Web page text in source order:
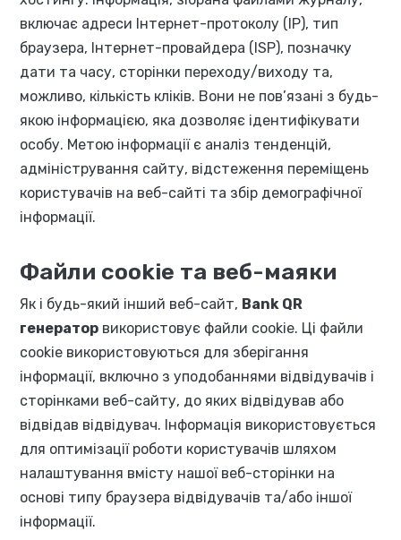
включає адреси Інтернет-протоколу (IP), тип
браузера, Інтернет-провайдера (ISP), позначку
дати та часу, сторінки переходу/виходу та,
можливо, кількість кліків. Вони не пов’язані з будь-
якою інформацією, яка дозволяє ідентифікувати
особу. Метою інформації є аналіз тенденцій,
адміністрування сайту, відстеження переміщень
користувачів на веб-сайті та збір демографічної
інформації.
Файли cookie та веб-маяки
Як і будь-який інший веб-сайт, Bank QR
генератор використовує файли cookie. Ці файли
cookie використовуються для зберігання
інформації, включно з уподобаннями відвідувачів і
сторінками веб-сайту, до яких відвідував або
відвідав відвідувач. Інформація використовується
для оптимізації роботи користувачів шляхом
налаштування вмісту нашої веб-сторінки на
основі типу браузера відвідувачів та/або іншої
інформації.